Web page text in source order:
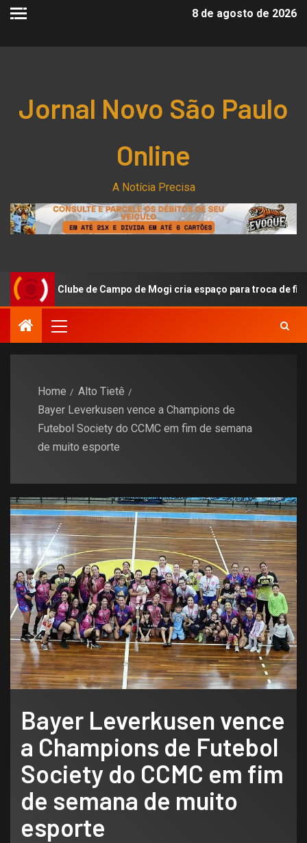
8 de agosto de 2026
Jornal Novo São Paulo
Online
A Notícia Precisa
de Campo de Mogi cria espaço para troca de figurinhas da
Home
Alto Tietê
Bayer Leverkusen vence a Champions de
Futebol Society do CCMC em fim de semana
de muito esporte
Bayer Leverkusen vence
a Champions de Futebol
Society do CCMC em fim
de semana de muito
esporte